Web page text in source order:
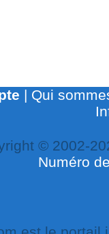
| Qui
© 2002-
Numéro